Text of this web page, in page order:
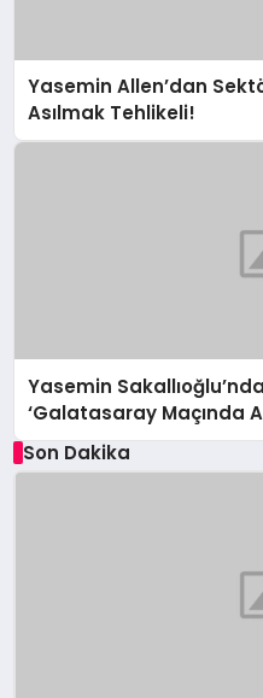
Yasemin Allen’dan
Asılmak Tehlikeli!
Yasemin
‘Galatasaray Maçında
Son Dakika